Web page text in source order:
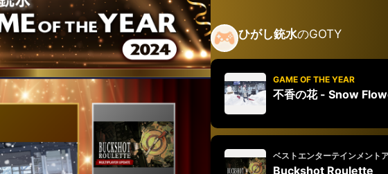
ひがし銃水のGOTY
GAME OF THE YEAR
不香の花 - Snow
ベストエンターテインメント
Buckshot Roulette